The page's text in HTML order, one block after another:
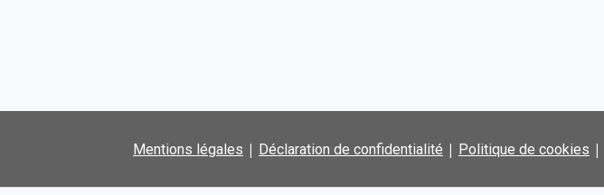
Mentions légales | Déclaration de confidentialité | Politique de cookies |